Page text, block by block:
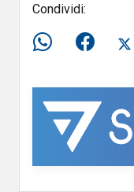
Condividi: